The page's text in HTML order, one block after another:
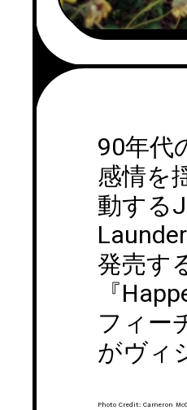
90年代
感情を
動する
発売す
『
フィー
がヴィ
Photo Credit: Cameron